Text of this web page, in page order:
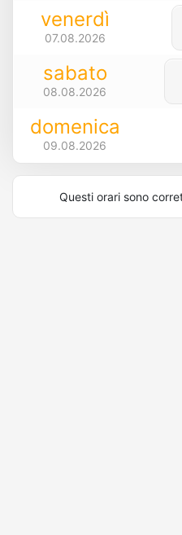
venerdì
07.08.2026
sabato
08.08.2026
domenica
09.08.2026
Questi orari sono